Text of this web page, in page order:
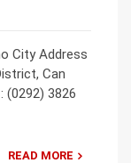
City Address
Can
(0292) 3826
READ MORE